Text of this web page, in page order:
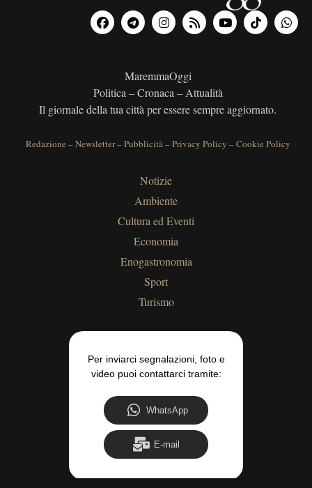
MaremmaOggi
Politica – Cronaca – Attualità
Il giornale della tua città per essere sempre aggiornato.
Redazione –Newsletter–Pubblicità–Privacy Policy –Cookie Policy
Notizie
Ambiente
Cultura ed Eventi
Economia
Enogastronomia
Sport
Turismo
Per inviarci segnalazioni, foto e
video puoi contattarci tramite:
WhatsApp
E-mail